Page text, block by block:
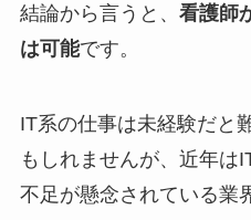
結論から言うと、 看護師
は可能です。
IT系の仕事は未経験だと
もしれませんが、近年は
不足が懸念されている業